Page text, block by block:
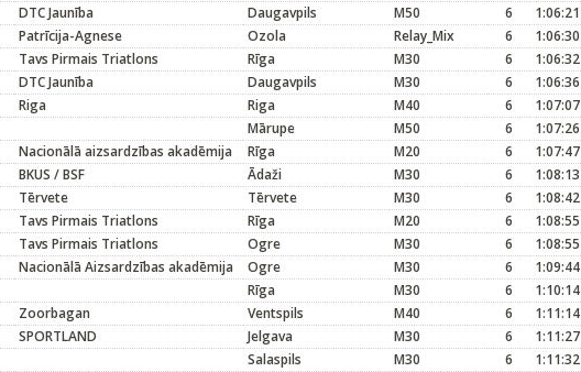
DTC Jaunība Daugavpils M50 6
1:06:21
Patrīcija-Agnese Ozola Relay_Mix 6
1:06:30
Tavs Pirmais Triatlons Rīga M30 6
1:06:32
DTC Jaunība Daugavpils M30 6
1:06:36
Riga Riga M40 6
1:07:07
Mārupe M50 6
1:07:26
Nacionālā aizsardzības akadēmija Rīga M20 6
1:07:47
BKUS / BSF Ādaži M30 6
1:08:13
Tērvete Tērvete M30 6
1:08:42
Tavs Pirmais Triatlons Rīga M20 6
1:08:55
Tavs Pirmais Triatlons Ogre M30 6
1:08:55
Nacionālā Aizsardzības akadēmija Ogre M30 6
1:09:44
Rīga M30 6
1:10:14
Zoorbagan Ventspils M40 6
1:11:14
SPORTLAND Jelgava M30 6
1:11:27
Salaspils M30 6
1:11:32